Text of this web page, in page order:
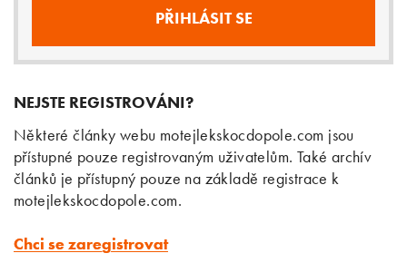
NEJSTE REGISTROVÁNI?
Některé články webu motejlekskocdopole.com jsou
přístupné pouze registrovaným uživatelům. Také archív
článků je přístupný pouze na základě registrace k
motejlekskocdopole.com.
Chci se zaregistrovat